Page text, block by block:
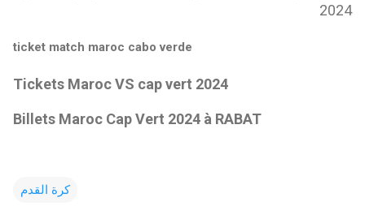
2024
ticket match maroc cabo verde
Tickets Maroc VS cap vert 2024
Billets Maroc Cap Vert 2024 à RABAT
كرة القدم